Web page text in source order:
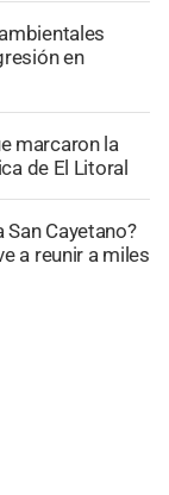
en
marcaron la
de El Litoral
San Cayetano?
a reunir a miles